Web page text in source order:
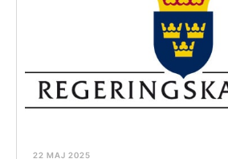
22 MAJ 2025